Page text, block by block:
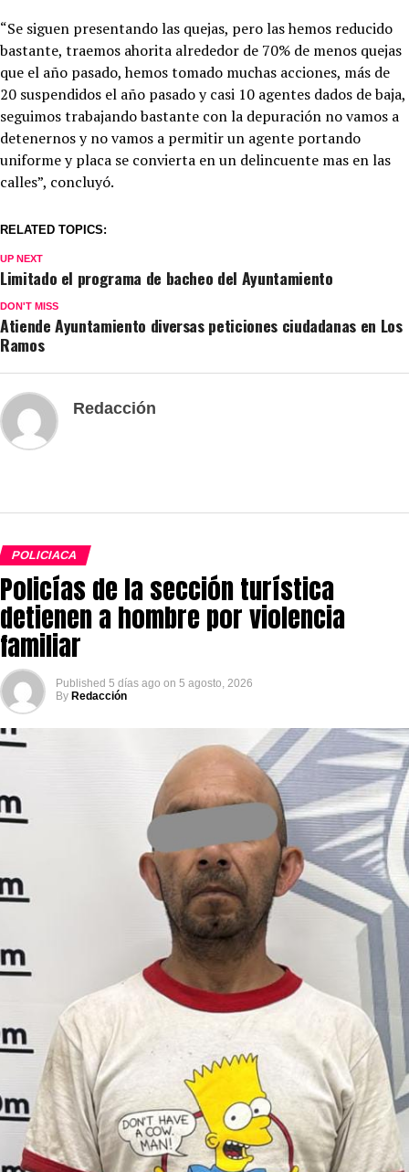
“Se siguen presentando las quejas, pero las hemos reducido
bastante, traemos ahorita alrededor de 70% de menos quejas
que el año pasado, hemos tomado muchas acciones, más de
20 suspendidos el año pasado y casi 10 agentes dados de baja,
seguimos trabajando bastante con la depuración no vamos a
detenernos y no vamos a permitir un agente portando
uniforme y placa se convierta en un delincuente mas en las
calles”, concluyó.
RELATED TOPICS:
UP NEXT
Limitado el programa de bacheo del Ayuntamiento
DON'T MISS
Atiende Ayuntamiento diversas peticiones ciudadanas en Los
Ramos
Redacción
POLICIACA
Policías de la sección turística
detienen a hombre por violencia
familiar
Published 5 días ago on 5 agosto, 2026
By Redacción